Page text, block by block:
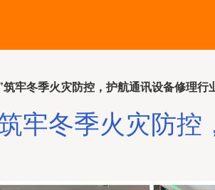
筑牢冬季火灾防控，护航通讯设备修理行
牢冬季火灾防